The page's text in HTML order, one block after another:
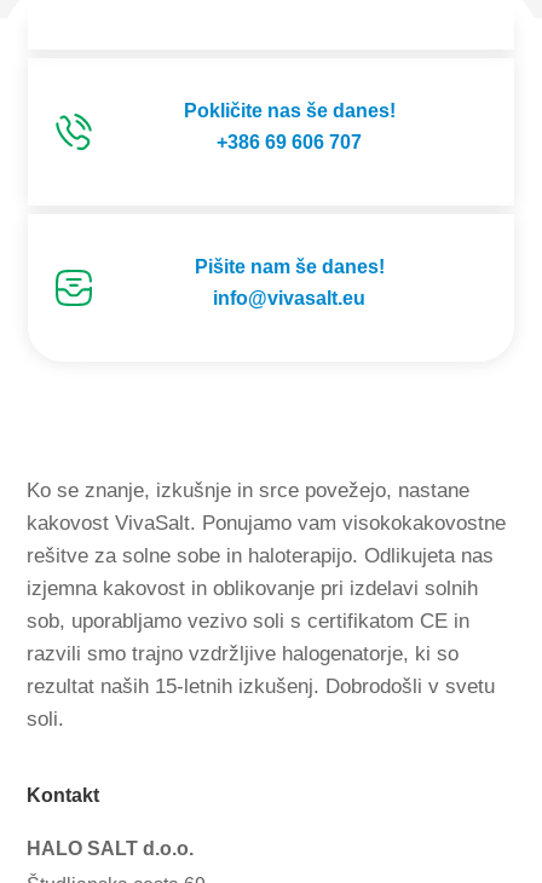
Pokličite nas še danes!
+386 69 606 707
Pišite nam še danes!
info@vivasalt.eu
Ko se znanje, izkušnje in srce povežejo, nastane
kakovost VivaSalt. Ponujamo vam visokokakovostne
rešitve za solne sobe in haloterapijo. Odlikujeta nas
izjemna kakovost in oblikovanje pri izdelavi solnih
sob, uporabljamo vezivo soli s certifikatom CE in
razvili smo trajno vzdržljive halogenatorje, ki so
rezultat naših 15-letnih izkušenj. Dobrodošli v svetu
soli.
Kontakt
HALO SALT d.o.o.